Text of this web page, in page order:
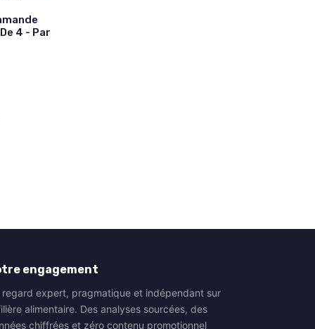
4 - Par
engagement
regard expert, pragmatique et indépendant sur
alimentaire. Des analyses sourcées, des
chiffrées et zéro contenu promotionnel